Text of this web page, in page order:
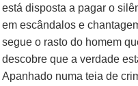
está disposta a pagar o
em escândalos e
segue o rasto do homem
descobre que a verdade
Apanhado numa teia de